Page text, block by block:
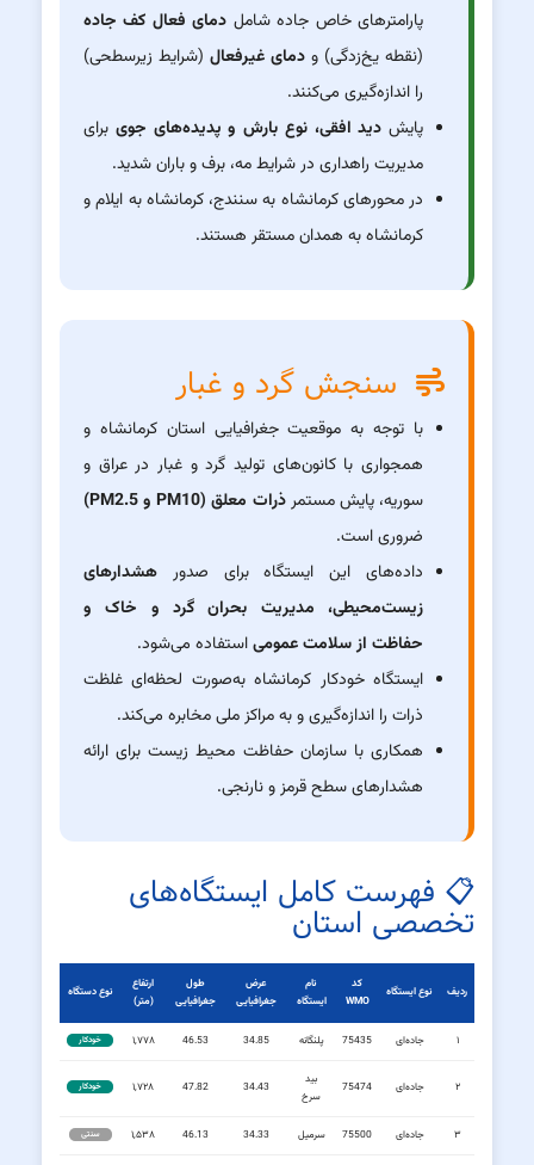
پارامترهای خاص جاده شامل دمای فعال کف جاده
(نقطه یخ‌زدگی) و دمای غیرفعال (شرایط زیرسطحی)
را اندازه‌گیری می‌کنند.
پایش دید افقی، نوع بارش و پدیده‌های جوی برای
مدیریت راهداری در شرایط مه، برف و باران شدید.
در محورهای کرمانشاه به سنندج، کرمانشاه به ایلام و
کرمانشاه به همدان مستقر هستند.
سنجش گرد و غبار
با توجه به موقعیت جغرافیایی استان کرمانشاه و
همجواری با کانون‌های تولید گرد و غبار در عراق و
سوریه، پایش مستمرذرات معلق (PM10 و PM2.5)
ضروری است.
داده‌های این ایستگاه برای صدور هشدارهای
زیست‌محیطی، مدیریت بحران گرد و خاک و
حفاظت از سلامت عمومیاستفاده می‌شود.
ایستگاه خودکار کرمانشاه به‌صورت لحظه‌ای غلظت
ذرات را اندازه‌گیری و به مراکز ملی مخابره می‌کند.
همکاری با سازمان حفاظت محیط زیست برای ارائه
هشدارهای سطح قرمز و نارنجی.
📋 فهرست کامل ایستگاه‌های
تخصصی استان
ردیف نوع ایستگاه
کد
WMO
نام
ایستگاه
عرض
جغرافیایی
طول
جغرافیایی
ارتفاع
(متر)
نوع دستگاه
۱ جاده‌ای 75435 پلنگانه 34.85
46.53 ۱,۷۷۸ خودکار
۲ جاده‌ای 75474
بید
سرخ
34.43
47.82 ۱,۷۲۸ خودکار
۳ جاده‌ای 75500 سرمیل 34.33
46.13 ۱,۵۳۸ سنتی